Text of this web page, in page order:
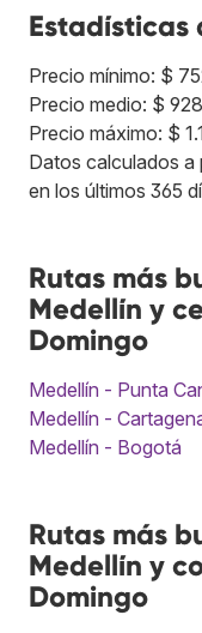
Estadísticas
Precio mínimo: $
Precio medio: $
Precio máximo: $
Datos calculados a
en los últimos 365
Rutas más
Medellín y
Domingo
Medellín - Punta
Medellín -
Medellín - Bogotá
Rutas más
Medellín y
Domingo